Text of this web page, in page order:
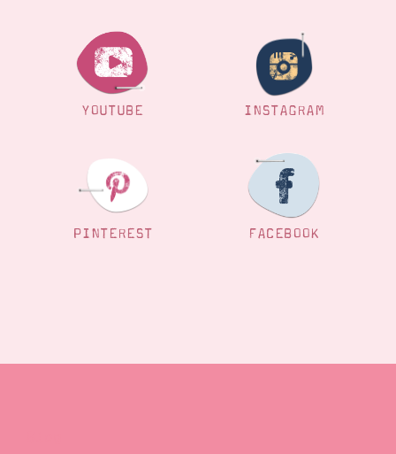
YOUTUBE INSTAGRAM
PINTEREST FACEBOOK